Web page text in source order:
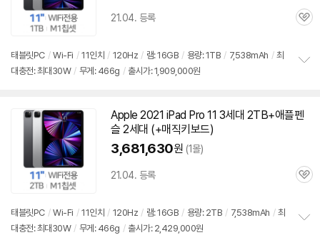
21.04. 등록
관
태블릿PC / Wi-Fi / 11인치 / 120Hz / 램: 16GB / 용량: 1TB / 7,538mAh / 최
대충전: 최대30W / 무게: 466g / 출시가: 1,909,000원
Apple 2021 iPad Pro 11 3세대 2TB+애플펜
슬 2세대 (+매직키보드)
3,681,630원 (1몰)
21.04. 등록
관
태블릿PC / Wi-Fi / 11인치 / 120Hz / 램: 16GB / 용량: 2TB / 7,538mAh / 최
대충전: 최대30W / 무게: 466g / 출시가: 2,429,000원